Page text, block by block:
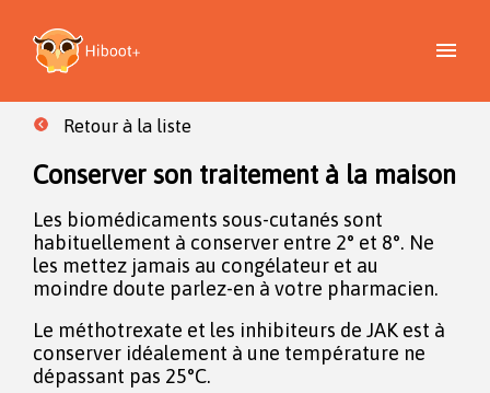
Retour à la liste
Conserver son traitement à la maison
Les biomédicaments sous-cutanés sont
habituellement à conserver entre 2° et 8°. Ne
les mettez jamais au congélateur et au
moindre doute parlez-en à votre pharmacien.
Le méthotrexate et les inhibiteurs de JAK est à
conserver idéalement à une température ne
dépassant pas 25°C.